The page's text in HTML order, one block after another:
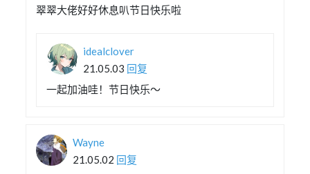
翠翠大佬好好休息叭节日快乐啦
idealclover
21.05.03 回复
一起加油哇！节日快乐～
Wayne
21.05.02 回复